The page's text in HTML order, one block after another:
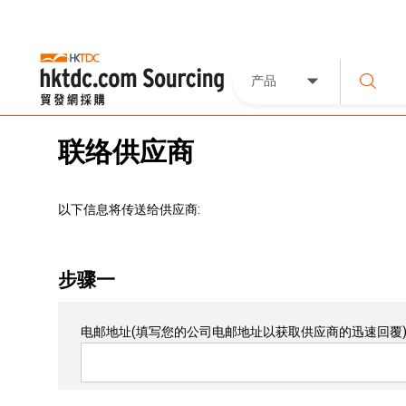
产品
联络供应商
以下信息将传送给供应商:
步骤一
电邮地址(填写您的公司电邮地址以获取供应商的迅速回覆)